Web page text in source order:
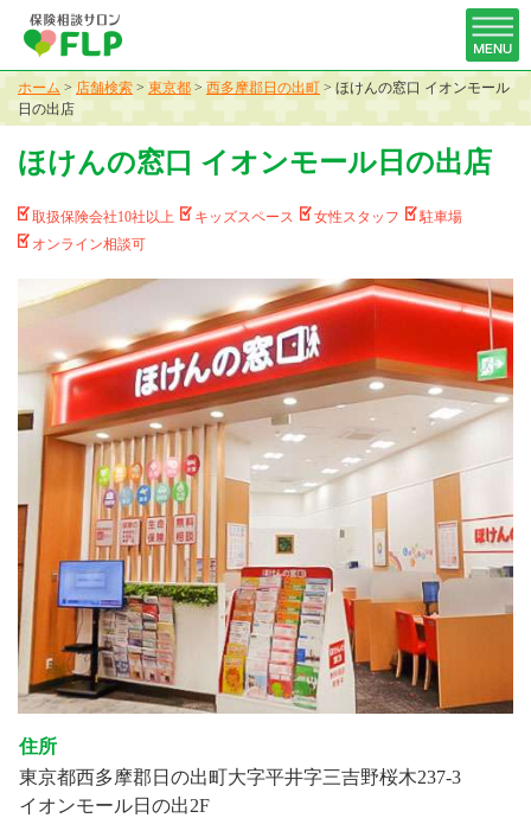
ホーム > 店舗検索 > 東京都 > 西多摩郡日の出町 > ほけんの窓口 イオンモール
日の出店
ほけんの窓口 イオンモール日の出店
取扱保険会社10社以上 キッズスペース 女性スタッフ
駐車場
オンライン相談可
住所
東京都西多摩郡日の出町大字平井字三吉野桜木237-3
イオンモール日の出2F